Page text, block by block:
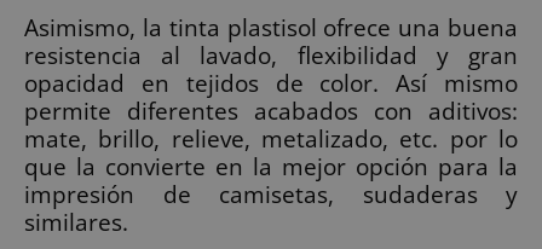
Asimismo, la tinta plastisol ofrece una buena
resistencia al lavado, flexibilidad y gran
opacidad en tejidos de color. Así mismo
permite diferentes acabados con aditivos:
mate, brillo, relieve, metalizado, etc. por lo
que la convierte en la mejor opción para la
impresión de camisetas, sudaderas y
similares.